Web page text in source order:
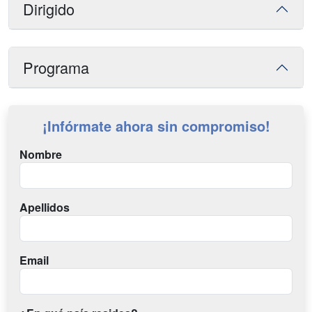
Dirigido
Programa
¡Infórmate ahora sin compromiso!
Nombre
Apellidos
Email